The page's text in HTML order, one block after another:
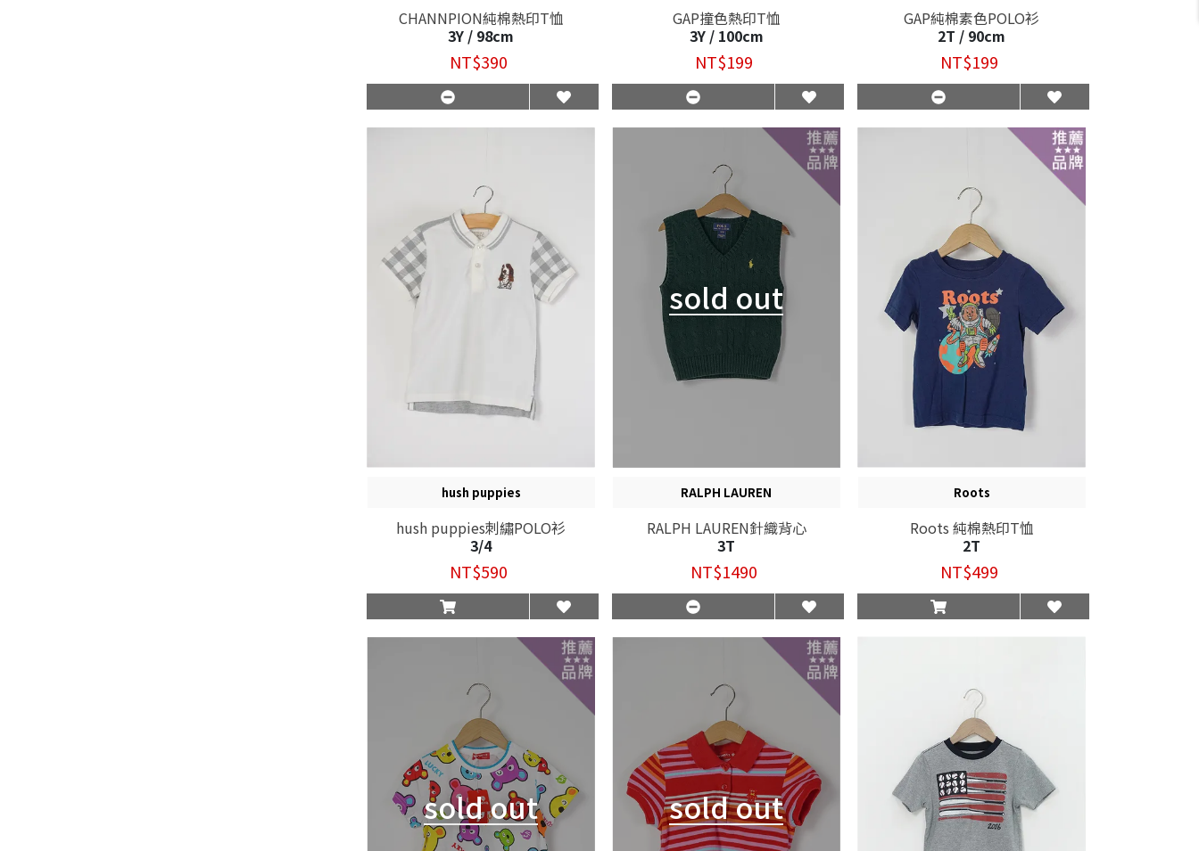
CHANNPION純棉熱印T恤
3Y / 98cm
NT$390
GAP撞色熱印T恤
3Y / 100cm
NT$199
GAP純棉素色POLO衫
2T / 90cm
NT$199
hush puppies
hush puppies刺繡POLO衫
3/4
NT$590
sold out
RALPH LAUREN
RALPH LAUREN針織背心
3T
NT$1490
Roots
Roots 純棉熱印T恤
2T
NT$499
sold out sold out